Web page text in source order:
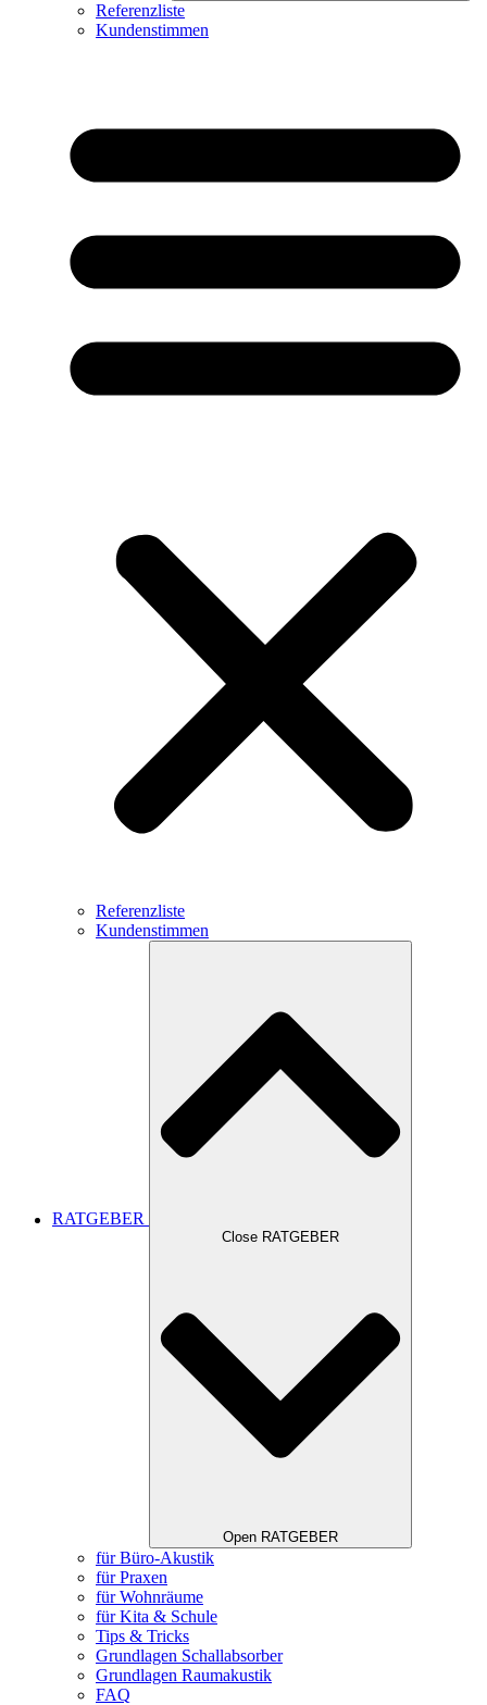
Referenzliste
Kundenstimmen
Referenzliste
Kundenstimmen
RATGEBER
Close RATGEBER
Open RATGEBER
für Büro-Akustik
für Praxen
für Wohnräume
für Kita & Schule
Tips & Tricks
Grundlagen Schallabsorber
Grundlagen Raumakustik
FAQ